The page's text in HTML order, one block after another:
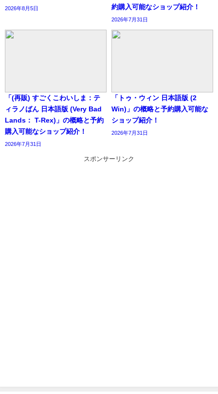
2026年8月5日
約購入可能なショップ紹介！
2026年7月31日
「(再販) すごくこわいしま：テ
ィラノばん 日本語版 (Very Bad
Lands： T-Rex)」の概略と予約
購入可能なショップ紹介！
2026年7月31日
「トゥ・ウィン 日本語版 (2
Win)」の概略と予約購入可能な
ショップ紹介！
2026年7月31日
スポンサーリンク